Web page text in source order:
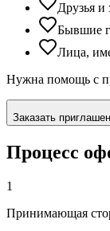
Друзья и
Бывшие
Лица,
Нужна помощь с
Заказать
Процесс
1
Принимающая